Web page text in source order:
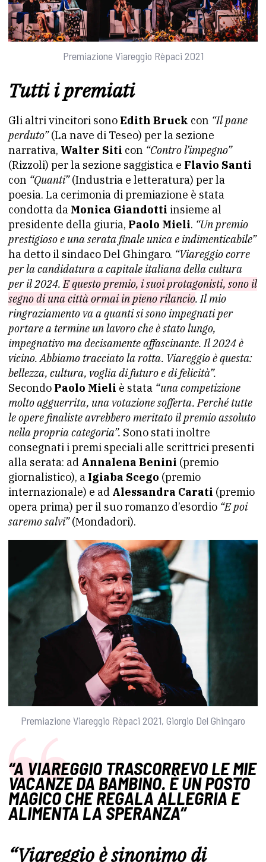
Premiazione Viareggio Rèpaci 2021
Tutti i premiati
Gli altri vincitori sonoEdith Bruck con “Il pane
perduto”(La nave di Teseo) per la sezione
narrativa, Walter Siti con “Contro l’impegno”
(Rizzoli) per la sezione saggistica e Flavio Santi
con “Quanti”(Industria e letteratura) per la
poesia. La cerimonia di premiazione è stata
condotta da Monica Giandotti insieme al
presidente della giuria, Paolo Mieli. “Un premio
prestigioso e una serata finale unica e indimenticabile”
ha detto il sindaco Del Ghingaro. “Viareggio corre
per la candidatura a capitale italiana della cultura
per il 2024.E questo premio, i suoi protagonisti, sono il
segno di una città ormai in pieno rilancio. Il mio
ringraziamento va a quanti si sono impegnati per
portare a termine un lavoro che è stato lungo,
impegnativo ma decisamente affascinante. Il 2024 è
vicino. Abbiamo tracciato la rotta. Viareggio è questa:
bellezza, cultura, voglia di futuro e di felicità”.
Secondo Paolo Mieli è stata “una competizione
molto agguerrita, una votazione sofferta. Perché tutte
le opere finaliste avrebbero meritato il premio assoluto
nella propria categoria”. Sono stati inoltre
consegnati i premi speciali alle scrittrici presenti
alla serata: ad Annalena Benini (premio
giornalistico), a Igiaba Scego (premio
internazionale) e ad Alessandra Carati (premio
opera prima) per il suo romanzo d’esordio “E poi
saremo salvi”(Mondadori).
Premiazione Viareggio Rèpaci 2021, Giorgio Del Ghingaro
“A VIAREGGIO TRASCORREVO LE MIE
VACANZE DA BAMBINO. È UN POSTO
MAGICO CHE REGALA ALLEGRIA E
ALIMENTA LA SPERANZA”
“Viareggio è sinonimo di